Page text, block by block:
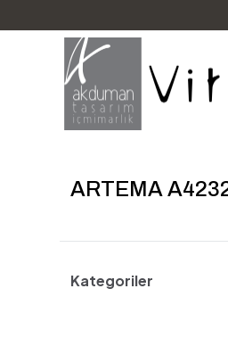
ARTEMA
Kategoriler